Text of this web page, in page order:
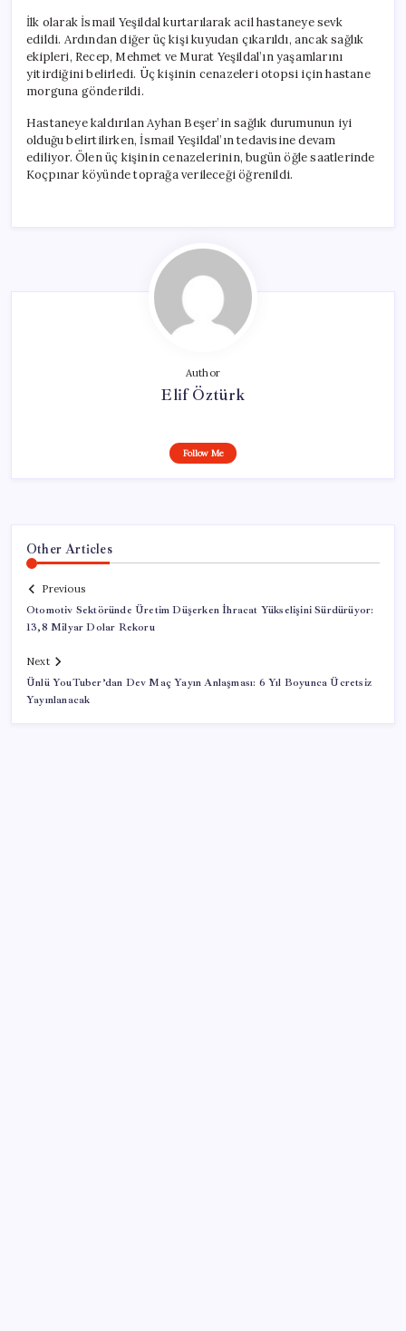
İlk olarak İsmail Yeşildal kurtarılarak acil hastaneye sevk
edildi. Ardından diğer üç kişi kuyudan çıkarıldı, ancak sağlık
ekipleri, Recep, Mehmet ve Murat Yeşildal’ın yaşamlarını
yitirdiğini belirledi. Üç kişinin cenazeleri otopsi için hastane
morguna gönderildi.
Hastaneye kaldırılan Ayhan Beşer’in sağlık durumunun iyi
olduğu belirtilirken, İsmail Yeşildal’ın tedavisine devam
ediliyor. Ölen üç kişinin cenazelerinin, bugün öğle saatlerinde
Koçpınar köyünde toprağa verileceği öğrenildi.
Author
Elif Öztürk
Follow Me
Other Articles
Previous
Otomotiv Sektöründe Üretim Düşerken İhracat Yükselişini Sürdürüyor:
13,8 Milyar Dolar Rekoru
Next
Ünlü YouTuber’dan Dev Maç Yayın Anlaşması: 6 Yıl Boyunca Ücretsiz
Yayınlanacak